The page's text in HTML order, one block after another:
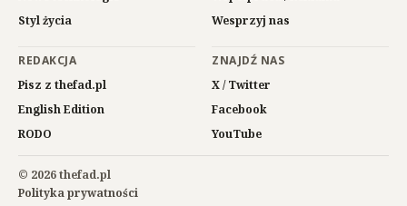
Styl życia
Wesprzyj nas
REDAKCJA
Pisz z thefad.pl
English Edition
RODO
ZNAJDŹ NAS
X / Twitter
Facebook
YouTube
© 2026 thefad.pl
Polityka prywatności